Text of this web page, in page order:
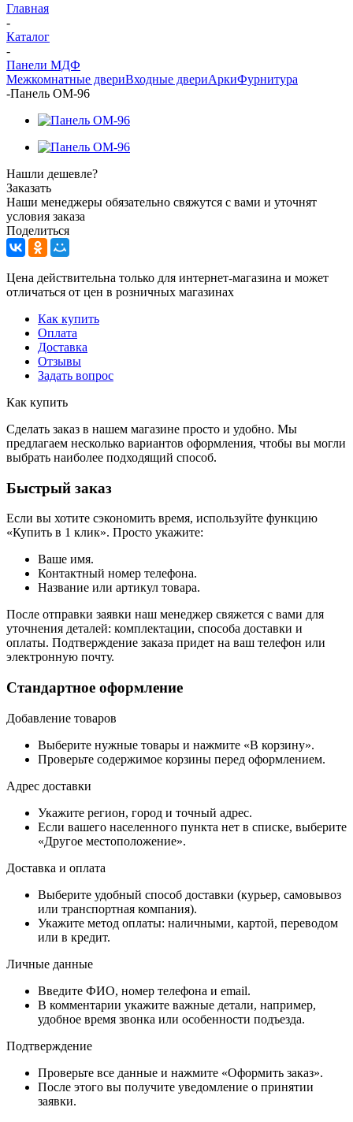
Главная
-
Каталог
-
Панели МДФ
Межкомнатные двериВходные двериАркиФурнитура
-Панель ОМ-96
Нашли дешевле?
Заказать
Наши менеджеры обязательно свяжутся с вами и уточнят
условия заказа
Поделиться
Цена действительна только для интернет-магазина и может
отличаться от цен в розничных магазинах
Как купить
Оплата
Доставка
Отзывы
Задать вопрос
Как купить
Сделать заказ в нашем магазине просто и удобно. Мы
предлагаем несколько вариантов оформления, чтобы вы могли
выбрать наиболее подходящий способ.
Быстрый заказ
Если вы хотите сэкономить время, используйте функцию
«Купить в 1 клик». Просто укажите:
Ваше имя.
Контактный номер телефона.
Название или артикул товара.
После отправки заявки наш менеджер свяжется с вами для
уточнения деталей: комплектации, способа доставки и
оплаты. Подтверждение заказа придет на ваш телефон или
электронную почту.
Стандартное оформление
Добавление товаров
Выберите нужные товары и нажмите «В корзину».
Проверьте содержимое корзины перед оформлением.
Адрес доставки
Укажите регион, город и точный адрес.
Если вашего населенного пункта нет в списке, выберите
«Другое местоположение».
Доставка и оплата
Выберите удобный способ доставки (курьер, самовывоз
или транспортная компания).
Укажите метод оплаты: наличными, картой, переводом
или в кредит.
Личные данные
Введите ФИО, номер телефона и email.
В комментарии укажите важные детали, например,
удобное время звонка или особенности подъезда.
Подтверждение
Проверьте все данные и нажмите «Оформить заказ».
После этого вы получите уведомление о принятии
заявки.